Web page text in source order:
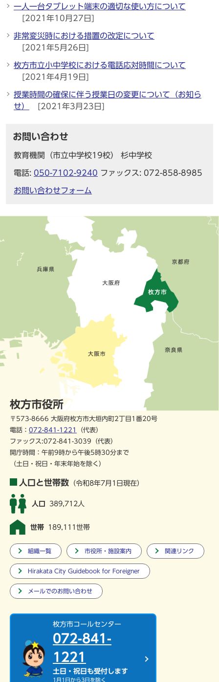
一人一台タブレット端末の適切な使い方について
[2021年10月27日]
非常変災時における措置の改定について
[2021年5月26日]
枚方市立小中学校における電話応対時間について
[2021年4月19日]
授業時間の確保に伴う授業日の変更について（お知ら
せ）
[2021年3月23日]
お問い合わせ
教育機関（市立中学校19校） 杉中学校
電話: 050-7102-9240 ファックス: 072-858-8985
お問い合わせフォーム
枚方市役所
〒573-8666 大阪府枚方市大垣内町2丁目1番20号
電話： 072-841-1221
（代表）
ファックス:072-841-3039（代表）
開庁時間：午前9時から午後5時30分まで
（土日・祝日・年末年始を除く）
人口と世帯数 （令和8年7月1日現在）
人口 389,712人
世帯 189,111世帯
組織一覧 市役所・施設案内 関連リンク
Hirakata City Guidebook for Foreigner
メールでのお問い合わせ
枚方市コールセンター
072-841-
1221
土日・祝日も受付します
1月1日から3日を除く